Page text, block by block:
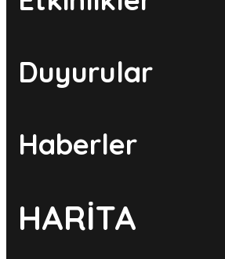
Duyurular
Haberler
HARİTA